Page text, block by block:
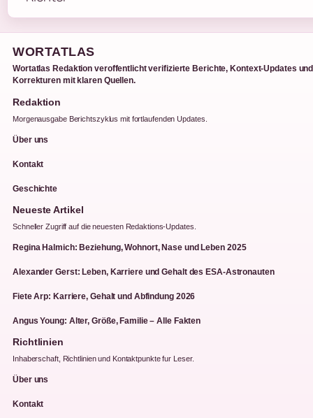
WORTATLAS
Wortatlas Redaktion veroffentlicht verifizierte Berichte, Kontext-Updates und
Korrekturen mit klaren Quellen.
Redaktion
Morgenausgabe Berichtszyklus mit fortlaufenden Updates.
Über uns
Kontakt
Geschichte
Neueste Artikel
Schneller Zugriff auf die neuesten Redaktions-Updates.
Regina Halmich: Beziehung, Wohnort, Nase und Leben 2025
Alexander Gerst: Leben, Karriere und Gehalt des ESA-Astronauten
Fiete Arp: Karriere, Gehalt und Abfindung 2026
Angus Young: Alter, Größe, Familie – Alle Fakten
Richtlinien
Inhaberschaft, Richtlinien und Kontaktpunkte fur Leser.
Über uns
Kontakt